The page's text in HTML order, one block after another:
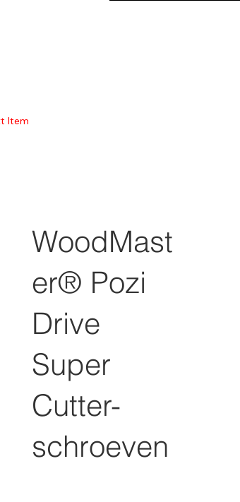
Item
WoodMast
er® Pozi
Drive
Super
Cutter-
schroeven